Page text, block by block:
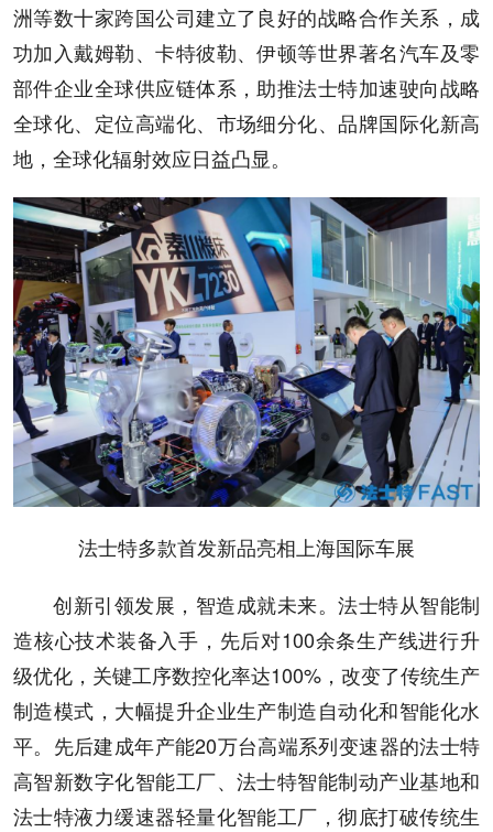
洲等数十家跨国公司建立了良好的战略合作关系，成
功加入戴姆勒、卡特彼勒、伊顿等世界著名汽车及零
部件企业全球供应链体系，助推法士特加速驶向战略
全球化、定位高端化、市场细分化、品牌国际化新高
地，全球化辐射效应日益凸显。
法士特多款首发新品亮相上海国际车展
创新引领发展，智造成就未来。法士特从智能制
造核心技术装备入手，先后对100余条生产线进行升
级优化，关键工序数控化率达100%，改变了传统生产
制造模式，大幅提升企业生产制造自动化和智能化水
平。先后建成年产能20万台高端系列变速器的法士特
高智新数字化智能工厂、法士特智能制动产业基地和
法士特液力缓速器轻量化智能工厂，彻底打破传统生